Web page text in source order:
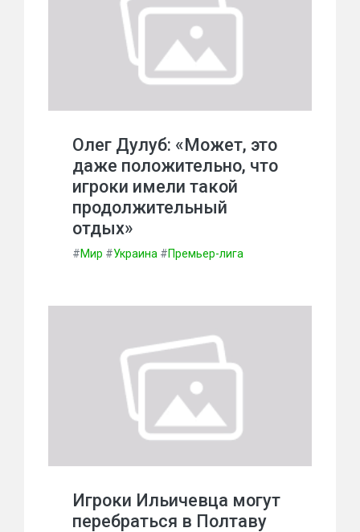
Олег Дулуб: «Может, это
даже положительно, что
игроки имели такой
продолжительный
отдых»
#Мир #Украина #Премьер-лига
Игроки Ильичевца могут
перебраться в Полтаву